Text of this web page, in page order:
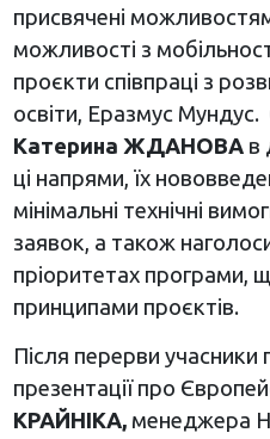
присвячені
можливості з
проєкти співпраці з
освіти, Еразмус Мундус.
Катерина ЖДАНОВАв
ці напрями, їх
мінімальні технічні
заявок, а також
пріоритетах програми,
принципами проєктів.
Після перерви
презентації про
КРАЙНІКА, менеджера